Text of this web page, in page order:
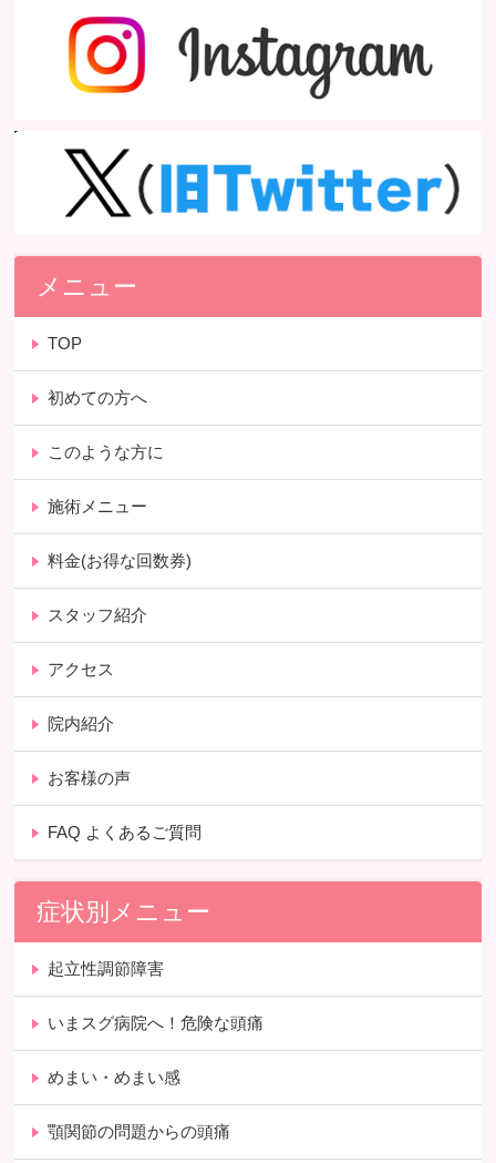
メニュー
TOP
初めての方へ
このような方に
施術メニュー
料金(お得な回数券)
スタッフ紹介
アクセス
院内紹介
お客様の声
FAQ よくあるご質問
症状別メニュー
起立性調節障害
いまスグ病院へ！危険な頭痛
めまい・めまい感
顎関節の問題からの頭痛